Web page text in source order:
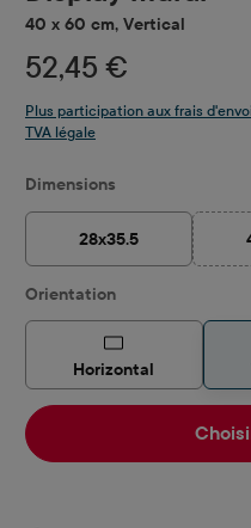
40 x 60 cm, Vertical
52,45 €
Plus participation aux frais
TVA légale
Sélectionnez
Dimensions
28x35.5
Sélectionnez
Orientation
Horizontal